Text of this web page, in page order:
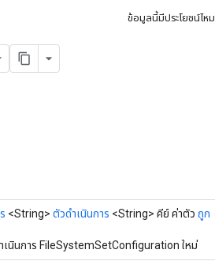
ข้อมูลนี้มีประโยชน์ไหม
<String> ตัวดำเนินการ <String> คีย์ ค่าตัว ถูก
เนินการ FileSystemSetConfiguration ใหม่